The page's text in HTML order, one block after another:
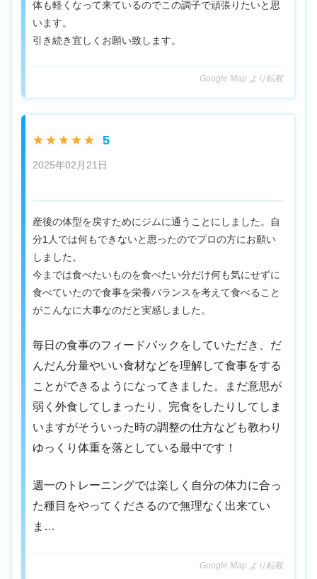
体も軽くなって来ているのでこの調子で頑張りたいと思
います。
引き続き宜しくお願い致します。
Google Map より転載
★★★★★ 5
2025年02月21日
産後の体型を戻すためにジムに通うことにしました。自
分1人では何もできないと思ったのでプロの方にお願い
しました。
今までは食べたいものを食べたい分だけ何も気にせずに
食べていたので食事を栄養バランスを考えて食べること
がこんなに大事なのだと実感しました。
毎日の食事のフィードバックをしていただき、だ
んだん分量やいい食材などを理解して食事をする
ことができるようになってきました。まだ意思が
弱く外食してしまったり、完食をしたりしてしま
いますがそういった時の調整の仕方なども教わり
ゆっくり体重を落としている最中です！
週一のトレーニングでは楽しく自分の体力に合っ
た種目をやってくださるので無理なく出来てい
ま…
Google Map より転載